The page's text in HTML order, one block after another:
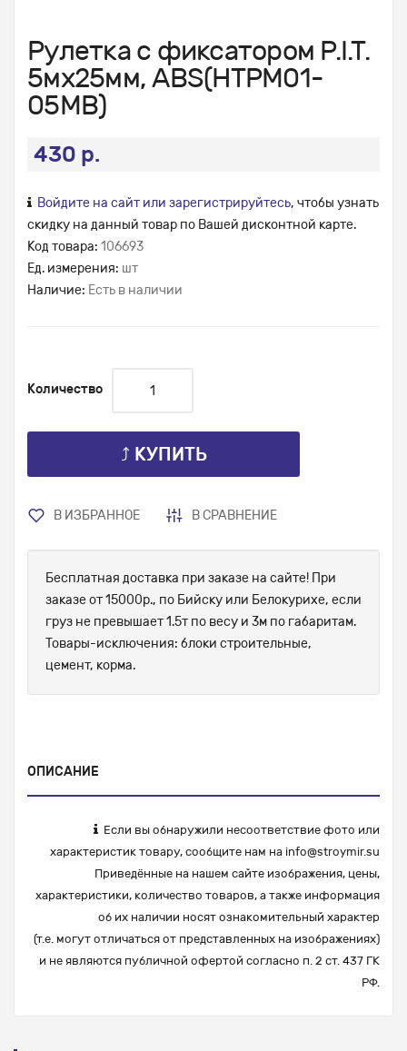
Рулетка с фиксатором P.I.T.
5мх25мм, ABS(HTPM01-
05MВ)
430 р.
Войдите на сайт или зарегистрируйтесь, чтобы узнать
скидку на данный товар по Вашей дисконтной карте.
Код товара: 106693
Ед. измерения: шт
Наличие: Есть в наличии
Количество
⤴ КУПИТЬ
В ИЗБРАННОЕ В СРАВНЕНИЕ
Бесплатная доставка при заказе на сайте! При
заказе от 15000р., по Бийску или Белокурихе, если
груз не превышает 1.5т по весу и 3м по габаритам.
Товары-исключения: блоки строительные,
цемент, корма.
ОПИСАНИЕ
Если вы обнаружили несоответствие фото или
характеристик товару, сообщите нам на info@stroymir.su
Приведённые на нашем сайте изображения, цены,
характеристики, количество товаров, а также информация
об их наличии носят ознакомительный характер
(т.е. могут отличаться от представленных на изображениях)
и не являются публичной офертой согласно п. 2 ст. 437 ГК
РФ.